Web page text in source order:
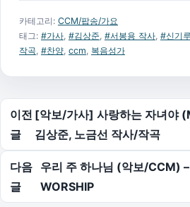
카테고리: CCM/팝송/가요
태그: #가사, #김상준, #서봉용 작사, #신기
작곡, #찬양, ccm, 복음성가
글 탐색
이전
글
[악보/가사] 사랑하는 자녀야
김상준, 노금선 작사/작곡
다음
글
우리 주 하나님 (악보/CCM)
WORSHIP